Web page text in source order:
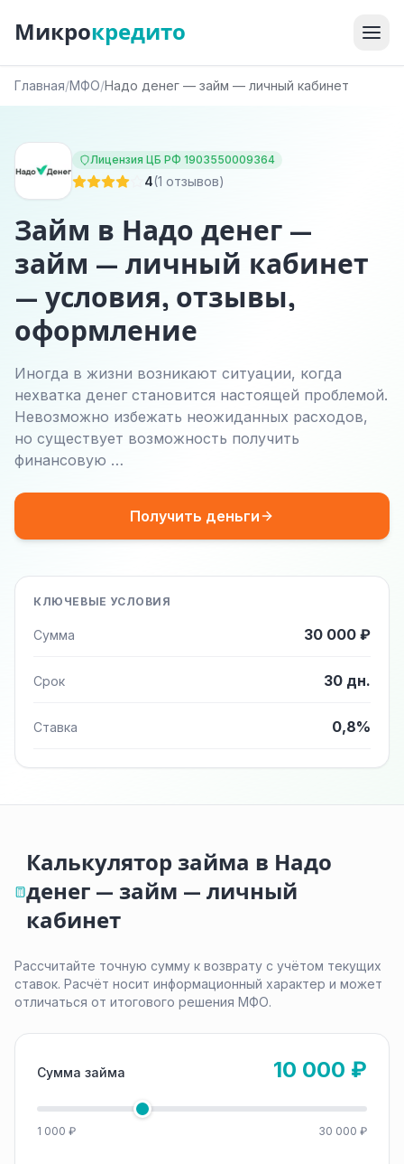
Микрокредито
Главная/МФО/Надо денег — займ — личный кабинет
Лицензия ЦБ РФ 1903550009364
4(1 отзывов)
Займ в Надо денег —
займ — личный кабинет
— условия, отзывы,
оформление
Иногда в жизни возникают ситуации, когда
нехватка денег становится настоящей проблемой.
Невозможно избежать неожиданных расходов,
но существует возможность получить
финансовую …
Получить деньги
КЛЮЧЕВЫЕ УСЛОВИЯ
Сумма 30 000 ₽
Срок 30 дн.
Ставка 0,8%
Калькулятор займа в Надо
денег — займ — личный
кабинет
Рассчитайте точную сумму к возврату с учётом текущих
ставок. Расчёт носит информационный характер и может
отличаться от итогового решения МФО.
Сумма займа 10 000 ₽
1 000 ₽ 30 000 ₽